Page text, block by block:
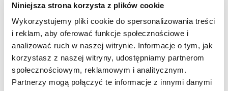
Niniejsza strona korzysta z plików cookie
Wykorzystujemy pliki cookie do spersonalizowania treści
i reklam, aby oferować funkcje społecznościowe i
analizować ruch w naszej witrynie. Informacje o tym, jak
korzystasz z naszej witryny, udostępniamy partnerom
społecznościowym, reklamowym i analitycznym.
Partnerzy mogą połączyć te informacje z innymi danymi